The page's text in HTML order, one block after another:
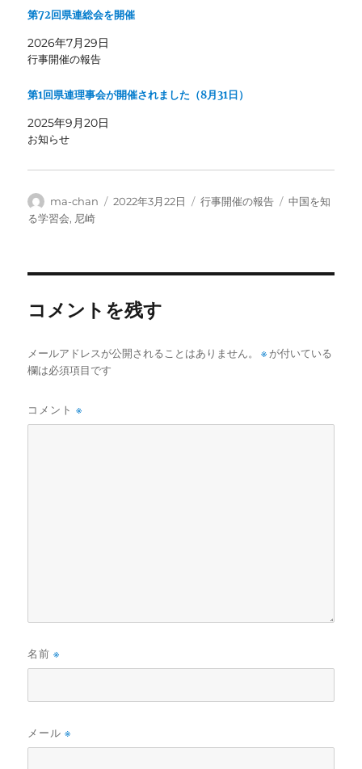
第72回県連総会を開催
2026年7月29日
行事開催の報告
第1回県連理事会が開催されました（8月31日）
2025年9月20日
お知らせ
投
稿
ma-chan
投
2022年3月22日
カ
行事開催の報告
タ
中国を知
る学習会, 尼崎
コメントを残す
メールアドレスが公開されることはありません。 ※ が付いている
欄は必須項目です
コメント※
名前※
メール※